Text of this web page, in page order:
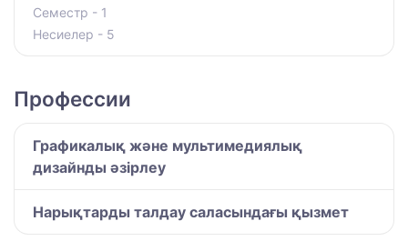
Семестр - 1
Несиелер - 5
Профессии
Графикалық және мультимедиялық
дизайнды әзірлеу
Нарықтарды талдау саласындағы қызмет